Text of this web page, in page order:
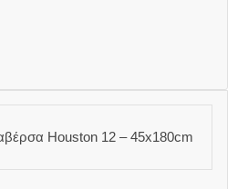
Houston 12 – 45x180cm